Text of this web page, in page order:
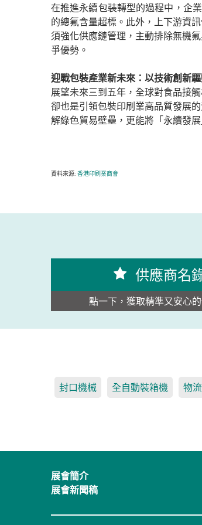
在推進永續包裝轉型的過程中，企
的總氟含量超標。此外，上下游資
須強化供應鏈管理，主動排除無機
爭優勢。
迎戰包裝產業新未來：以技術創新
展望未來三到五年，全球對食品接
卻也是引領包裝印刷業高品質發展
解綠色貿易壁壘，更能將「永續發
資料來源: 香港印刷業商會
供應商名
點一下，獲取精準又安心
封口機械 全自動裝箱機 物
展會簡介
展會新聞稿